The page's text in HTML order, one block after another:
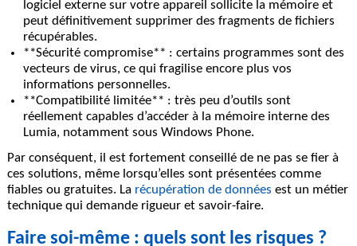
logiciel externe sur votre appareil sollicite la mémoire et
peut définitivement supprimer des fragments de fichiers
récupérables.
**Sécurité compromise** : certains programmes sont des
vecteurs de virus, ce qui fragilise encore plus vos
informations personnelles.
**Compatibilité limitée** : très peu d’outils sont
réellement capables d’accéder à la mémoire interne des
Lumia, notamment sous Windows Phone.
Par conséquent, il est fortement conseillé de ne pas se fier à
ces solutions, même lorsqu’elles sont présentées comme
fiables ou gratuites. La récupération de données est un métier
technique qui demande rigueur et savoir-faire.
Faire soi-même : quels sont les risques ?